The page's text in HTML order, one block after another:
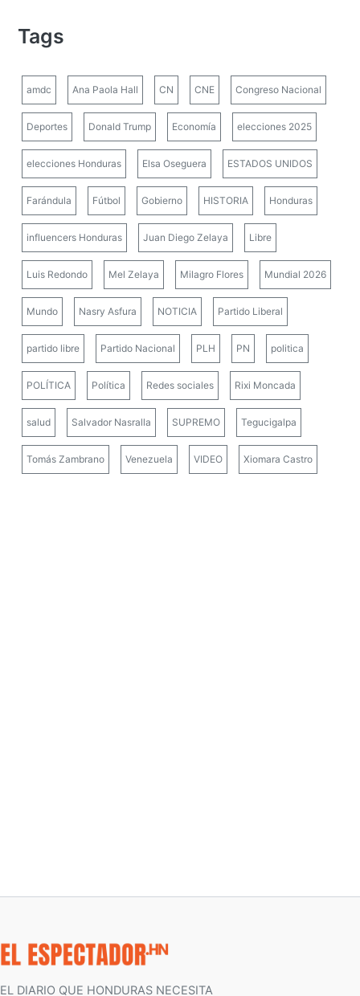
Tags
amdc Ana Paola Hall CN CNE Congreso Nacional
Deportes Donald Trump Economía elecciones 2025
elecciones Honduras Elsa Oseguera ESTADOS UNIDOS
Farándula Fútbol Gobierno HISTORIA Honduras
influencers Honduras Juan Diego Zelaya Libre
Luis Redondo Mel Zelaya Milagro Flores Mundial 2026
Mundo Nasry Asfura NOTICIA Partido Liberal
partido libre Partido Nacional PLH PN politica
POLÍTICA Política Redes sociales Rixi Moncada
salud Salvador Nasralla SUPREMO Tegucigalpa
Tomás Zambrano Venezuela VIDEO Xiomara Castro
EL DIARIO QUE HONDURAS NECESITA